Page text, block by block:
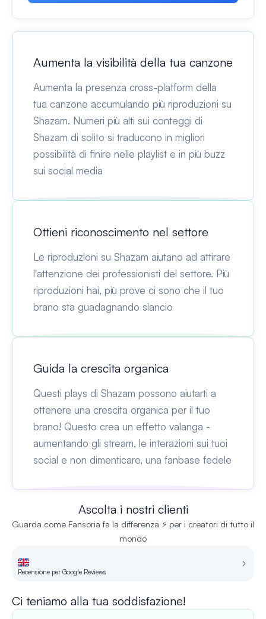
Aumenta la visibilità della tua canzone
Aumenta la presenza cross-platform della
tua canzone accumulando più riproduzioni su
Shazam. Numeri più alti sui conteggi di
Shazam di solito si traducono in migliori
possibilità di finire nelle playlist e in più buzz
sui social media
Ottieni riconoscimento nel settore
Le riproduzioni su Shazam aiutano ad attirare
l'attenzione dei professionisti del settore. Più
riproduzioni hai, più prove ci sono che il tuo
brano sta guadagnando slancio
Guida la crescita organica
Questi plays di Shazam possono aiutarti a
ottenere una crescita organica per il tuo
brano! Questo crea un effetto valanga -
aumentando gli stream, le interazioni sui tuoi
social e non dimenticare, una fanbase fedele
Ascolta i nostri clienti
Guarda come Fansoria fa la differenza ⚡ per i creatori di tutto il
mondo
Recensione per Google Reviews
Ci teniamo alla tua soddisfazione!